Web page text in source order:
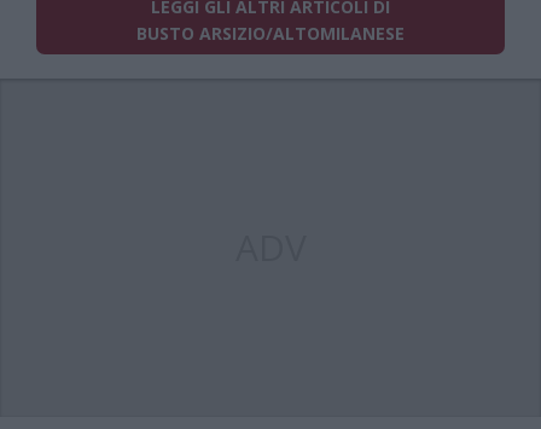
LEGGI GLI ALTRI ARTICOLI DI
BUSTO ARSIZIO/ALTOMILANESE